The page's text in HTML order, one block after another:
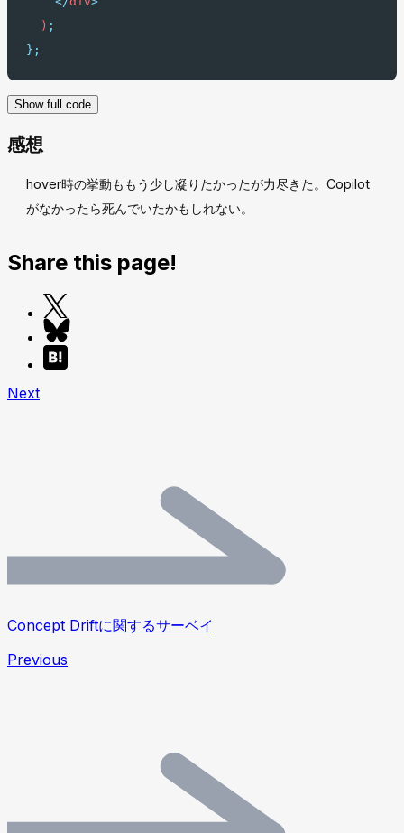
  )
;
};
Show full code
感想
hover時の挙動ももう少し凝りたかったが力尽きた。Copilot
がなかったら死んでいたかもしれない。
Share this page!
Next
Concept Driftに関するサーベイ
Previous